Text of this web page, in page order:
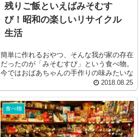
残りご飯といえばみそむす
び！昭和の楽しいリサイクル
生活
簡単に作れるおやつ、そんな我が家の存在
だったのが「みそむすび」という食べ物。
今ではおばあちゃんの手作りの味みたいな
2018.08.25
食べ物